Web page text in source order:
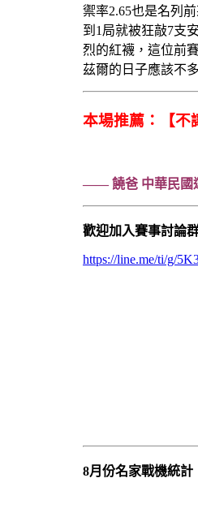
禦率2.65也是名列
到1局就被狂敲7支
烈的紅襪，這位前
茲爾的日子應該不
本場推薦：【不
—— 饒爸 中華民國
歡迎加入賽事討論
https://line.me/ti/g/
8月份名家戰機統計